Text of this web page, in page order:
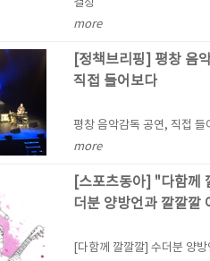
결정
more
[정책브리핑] 평창 음
직접 들어보다
평창 음악감독 공연, 직접 들
more
[스포츠동아] "다함께
더분 양방언과 깔깔깔
[다함께 깔깔깔] 수더분 양